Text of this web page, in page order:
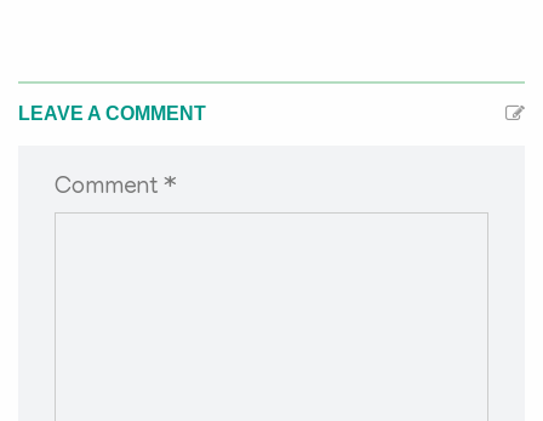
LEAVE A COMMENT
Comment *